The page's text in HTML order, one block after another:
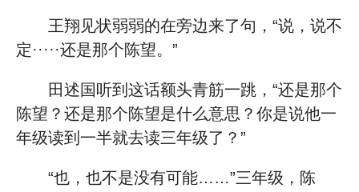
王翔见状弱弱的在旁边来了句，“说，说不
定·····还是那个陈望。”
田述国听到这话额头青筋一跳，“还是那个
陈望？还是那个陈望是什么意思？你是说他一
年级读到一半就去读三年级了？”
“也，也不是没有可能……”三年级，陈